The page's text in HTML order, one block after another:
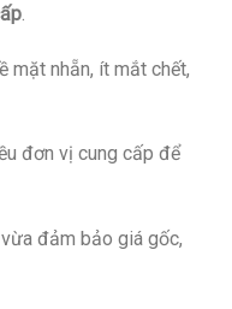
.
mặt nhẵn, ít mắt chết,
đơn vị cung cấp để
đảm bảo giá gốc,